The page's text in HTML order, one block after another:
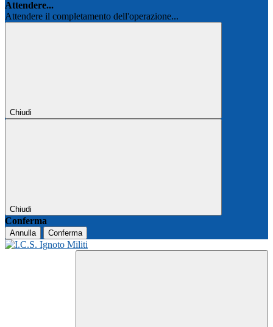
Attendere...
Attendere il completamento dell'operazione...
Chiudi
Chiudi
Conferma
Annulla Conferma